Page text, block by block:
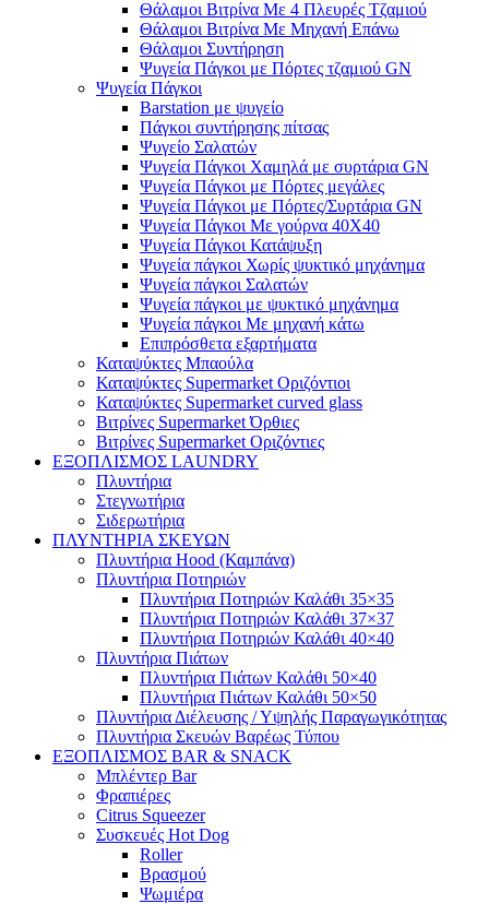
Θάλαμοι Βιτρίνα Με 4 Πλευρές Τζαμιού
Θάλαμοι Βιτρίνα Με Μηχανή Επάνω
Θάλαμοι Συντήρηση
Ψυγεία Πάγκοι με Πόρτες τζαμιού GN
Ψυγεία Πάγκοι
Barstation με ψυγείο
Πάγκοι συντήρησης πίτσας
Ψυγείο Σαλατών
Ψυγεία Πάγκοι Χαμηλά με συρτάρια GN
Ψυγεία Πάγκοι με Πόρτες μεγάλες
Ψυγεία Πάγκοι με Πόρτες/Συρτάρια GN
Ψυγεία Πάγκοι Με γούρνα 40Χ40
Ψυγεία Πάγκοι Κατάψυξη
Ψυγεία πάγκοι Χωρίς ψυκτικό μηχάνημα
Ψυγεία πάγκοι Σαλατών
Ψυγεία πάγκοι με ψυκτικό μηχάνημα
Ψυγεία πάγκοι Με μηχανή κάτω
Επιπρόσθετα εξαρτήματα
Καταψύκτες Μπαούλα
Καταψύκτες Supermarket Οριζόντιοι
Καταψύκτες Supermarket curved glass
Βιτρίνες Supermarket Όρθιες
Βιτρίνες Supermarket Οριζόντιες
ΕΞΟΠΛΙΣΜΟΣ LAUNDRY
Πλυντήρια
Στεγνωτήρια
Σιδερωτήρια
ΠΛΥΝΤΗΡΙΑ ΣΚΕΥΩΝ
Πλυντήρια Hood (Καμπάνα)
Πλυντήρια Ποτηριών
Πλυντήρια Ποτηριών Καλάθι 35×35
Πλυντήρια Ποτηριών Καλάθι 37×37
Πλυντήρια Ποτηριών Καλάθι 40×40
Πλυντήρια Πιάτων
Πλυντήρια Πιάτων Καλάθι 50×40
Πλυντήρια Πιάτων Καλάθι 50×50
Πλυντήρια Διέλευσης / Υψηλής Παραγωγικότητας
Πλυντήρια Σκευών Βαρέως Τύπου
ΕΞΟΠΛΙΣΜΟΣ BAR & SNACK
Μπλέντερ Bar
Φραπιέρες
Citrus Squeezer
Συσκευές Hot Dog
Roller
Βρασμού
Ψωμιέρα